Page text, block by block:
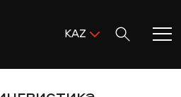
KAZ